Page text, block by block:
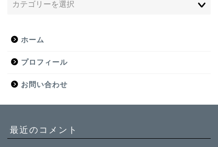
ホーム
プロフィール
お問い合わせ
最近のコメント